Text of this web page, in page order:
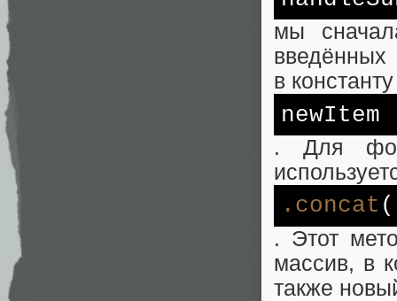
мы
введённых
в константу
newItem
. Для
.concat
. Этот
массив, в
также